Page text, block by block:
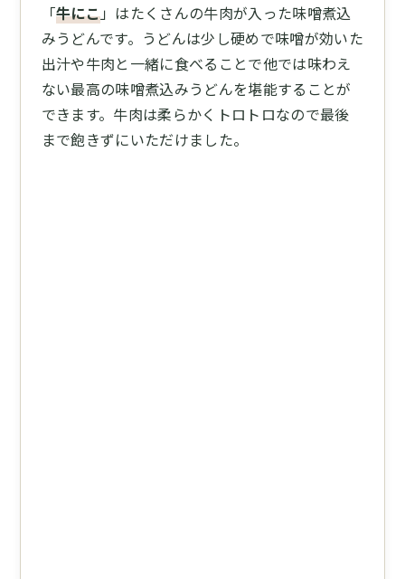
「牛にこ」はたくさんの牛肉が入った味噌煮込
みうどんです。うどんは少し硬めで味噌が効いた
出汁や牛肉と一緒に食べることで他では味わえ
ない最高の味噌煮込みうどんを堪能することが
できます。牛肉は柔らかくトロトロなので最後
まで飽きずにいただけました。